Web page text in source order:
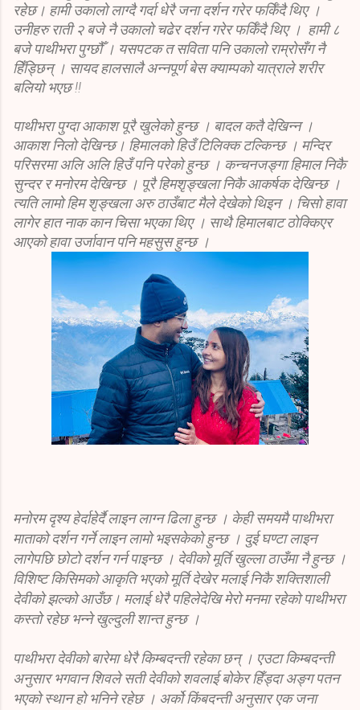
रहेछ। हामी उकालो लाग्दै गर्दा धेरै जना दर्शन गरेर फर्किँदै थिए ।
उनीहरु राती २ बजे नै उकालो चढेर दर्शन गरेर फर्किँदै थिए । हामी ८
बजे पाथीभरा पुग्छौँ । यसपटक त सविता पनि उकालो राम्रोसँग नै
हिँड्छिन् । सायद हालसालै अन्नपूर्ण बेस क्याम्पको यात्राले शरीर
बलियो भएछ !!
पाथीभरा पुग्दा आकाश पूरै खुलेको हुन्छ । बादल कतै देखिन्न ।
आकाश निलो देखिन्छ। हिमालको हिउँ टिलिक्क टल्किन्छ । मन्दिर
परिसरमा अलि अलि हिउँ पनि परेको हुन्छ । कन्चनजङ्गा हिमाल निकै
सुन्दर र मनोरम देखिन्छ । पूरै हिमशृङ्खला निकै आकर्षक देखिन्छ ।
त्यति लामो हिम शृङ्खला अरु ठाउँबाट मैले देखेको थिइन । चिसो हावा
लागेर हात नाक कान चिसा भएका थिए । साथै हिमालबाट ठोक्किएर
आएको हावा उर्जावान पनि महसुस हुन्छ ।
मनोरम दृश्य हेर्दाहेर्दै लाइन लाग्न ढिला हुन्छ । केही समयमै पाथीभरा
माताको दर्शन गर्ने लाइन लामो भइसकेको हुन्छ । दुई घण्टा लाइन
लागेपछि छोटो दर्शन गर्न पाइन्छ । देवीको मूर्ति खुल्ला ठाउँमा नै हुन्छ ।
विशिष्ट किसिमको आकृति भएको मूर्ति देखेर मलाई निकै शक्तिशाली
देवीको झल्को आउँछ। मलाई धेरै पहिलेदेखि मेरो मनमा रहेको पाथीभरा
कस्तो रहेछ भन्ने खुल्दुली शान्त हुन्छ ।
पाथीभरा देवीको बारेमा धेरै किम्बदन्ती रहेका छन् । एउटा किम्बदन्ती
अनुसार भगवान शिवले सती देवीको शवलाई बोकेर हिँड्दा अङ्ग पतन
भएको स्थान हो भनिने रहेछ । अर्को किंबदन्ती अनुसार एक जना